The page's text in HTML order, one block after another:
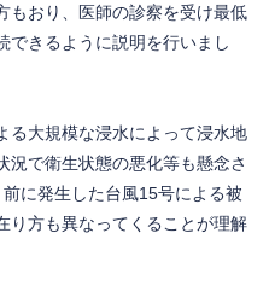
もおり、医師の診察を受け最低
できるように説明を行いまし
大規模な浸水によって浸水地
況で衛生状態の悪化等も懸念さ
に発生した台風15号による被
り方も異なってくることが理解